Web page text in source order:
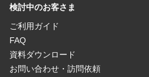
検討中のお客さま
ご利用ガイド
FAQ
資料ダウンロード
お問い合わせ・訪問依頼